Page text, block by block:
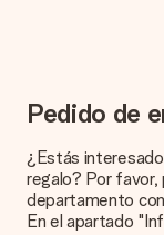
¿La
El precio que se
¿Cómo puedo
adecuada?
satisfecho con tu
de alta calidad. Si
ponte en contacto
incluye la foto
Pedido de
¿Estás
regalo? Por
departamento
En el apartado